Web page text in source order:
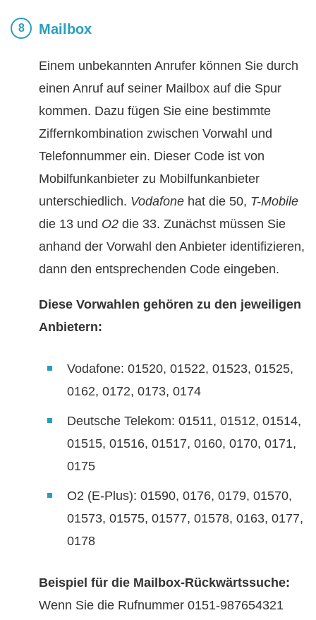
Mailbox
Einem unbekannten Anrufer können Sie durch
einen Anruf auf seiner Mailbox auf die Spur
kommen. Dazu fügen Sie eine bestimmte
Ziffernkombination zwischen Vorwahl und
Telefonnummer ein. Dieser Code ist von
Mobilfunkanbieter zu Mobilfunkanbieter
unterschiedlich. Vodafone hat die 50, T-Mobile
die 13 und O2 die 33. Zunächst müssen Sie
anhand der Vorwahl den Anbieter identifizieren,
dann den entsprechenden Code eingeben.
Diese Vorwahlen gehören zu den jeweiligen
Anbietern:
Vodafone: 01520, 01522, 01523, 01525,
0162, 0172, 0173, 0174
Deutsche Telekom: 01511, 01512, 01514,
01515, 01516, 01517, 0160, 0170, 0171,
0175
O2 (E-Plus): 01590, 0176, 0179, 01570,
01573, 01575, 01577, 01578, 0163, 0177,
0178
Beispiel für die Mailbox-Rückwärtssuche:
Wenn Sie die Rufnummer 0151-987654321